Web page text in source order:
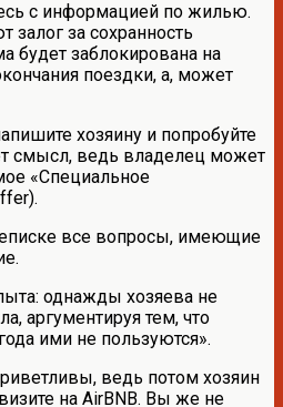
с информацией по жилью.
залог за сохранность
будет заблокирована на
поездки, а, может
хозяину и попробуйте
смысл, ведь владелец может
«Специальное
все вопросы, имеющие
однажды хозяева не
аргументируя тем, что
ими не пользуются».
ведь потом хозяин
на AirBNB. Вы же не